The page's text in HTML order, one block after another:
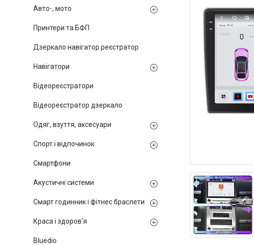
Авто-, мото
Принтери та БФП
Дзеркало навігатор реєстратор
Навігатори
Відеореєстратори
Відеореєстратор дзеркало
Одяг, взуття, аксесуари
Спорт і відпочинок
Смартфони
Акустичні системи
Смарт годинник і фітнес браслети
Краса і здоров'я
Bluedio